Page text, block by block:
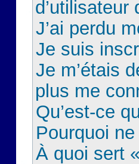
J’ai perdu
Je suis
Je m’étais
plus me
Qu’est-ce
Pourquoi
À quoi sert